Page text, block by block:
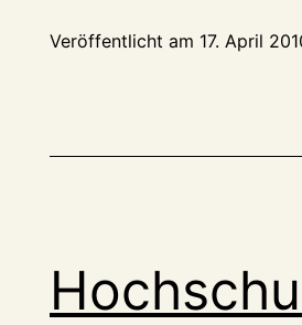
Veröffentlicht am 17. April